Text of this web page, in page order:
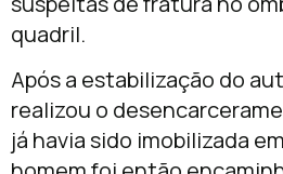
quadril.
Após a estabilização do
realizou o
já havia sido imobilizada